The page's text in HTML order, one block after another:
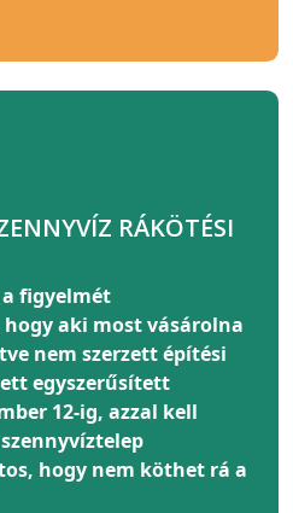
RÁKÖTÉSI
figyelmét
hogy aki most vásárolna
nem szerzett építési
egyszerűsített
12-ig, azzal kell
hogy nem köthet rá a